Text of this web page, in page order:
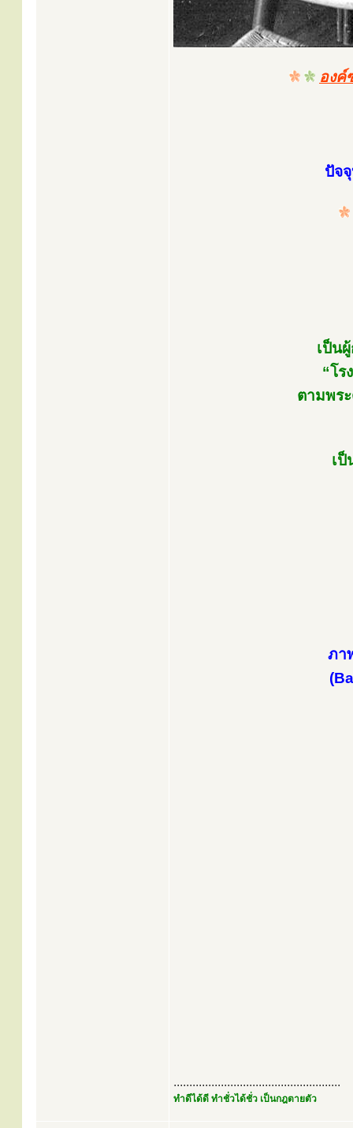
องค์
ปัจ
เป็น
“โร
ตามพร
เป็
ภา
.....................................................
ทำดีได้ดี ทำชั่วได้ชั่ว เป็นกฎตายตัว